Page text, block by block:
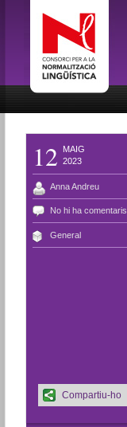
12
MAIG
2023
Anna Andreu
No hi ha comentaris
General
Compartiu-ho